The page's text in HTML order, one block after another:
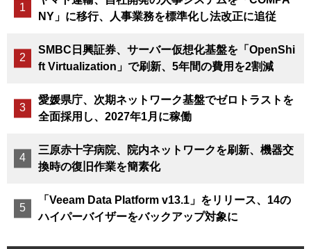
NY」に移行、人事業務を標準化し法改正に追従
SMBC日興証券、サーバー仮想化基盤を「OpenShi
ft Virtualization」で刷新、5年間の費用を2割減
愛媛県庁、次期ネットワーク基盤でゼロトラストを
全面採用し、2027年1月に稼働
三原赤十字病院、院内ネットワークを刷新、機器交
換時の復旧作業を簡素化
「Veeam Data Platform v13.1」をリリース、14の
ハイパーバイザーをバックアップ対象に